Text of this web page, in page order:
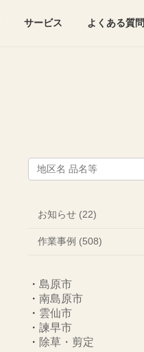
サービス よくある質問
お知らせ (22)
作業事例 (508)
・島原市
・南島原市
・ 雲仙市
・諫早市
・ 除草・剪定